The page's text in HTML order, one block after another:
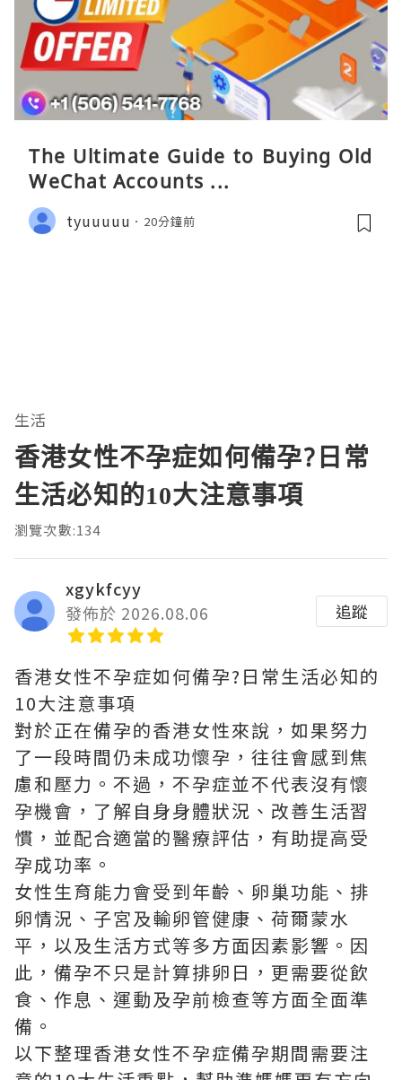
The Ultimate Guide to Buying Old
WeChat Accounts ...
tyuuuuu 20分鐘前
生活
香港女性不孕症如何備孕?日常
生活必知的10大注意事項
瀏覽次數:134
xgykfcyy
發佈於 2026.08.06
追蹤
香港女性不孕症如何備孕?日常生活必知的
10大注意事項
對於正在備孕的香港女性來說，如果努力
了一段時間仍未成功懷孕，往往會感到焦
慮和壓力。不過，不孕症並不代表沒有懷
孕機會，了解自身身體狀況、改善生活習
慣，並配合適當的醫療評估，有助提高受
孕成功率。
女性生育能力會受到年齡、卵巢功能、排
卵情況、子宮及輸卵管健康、荷爾蒙水
平，以及生活方式等多方面因素影響。因
此，備孕不只是計算排卵日，更需要從飲
食、作息、運動及孕前檢查等方面全面準
備。
以下整理香港女性不孕症備孕期間需要注